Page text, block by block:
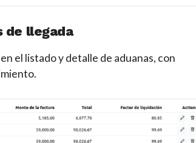
de llegada
el listado y detalle de aduanas, con